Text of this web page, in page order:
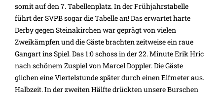
somit auf den 7. Tabellenplatz. In der Frühjahrstabelle
führt der SVPB sogar die Tabelle an! Das erwartet harte
Derby gegen Steinakirchen war geprägt von vielen
Zweikämpfen und die Gäste brachten zeitweise ein raue
Gangart ins Spiel. Das 1:0 schoss in der 22. Minute Erik Hric
nach schönem Zuspiel von Marcel Doppler. Die Gäste
glichen eine Viertelstunde später durch einen Elfmeter aus.
Halbzeit. In der zweiten Hälfte drückten unsere Burschen